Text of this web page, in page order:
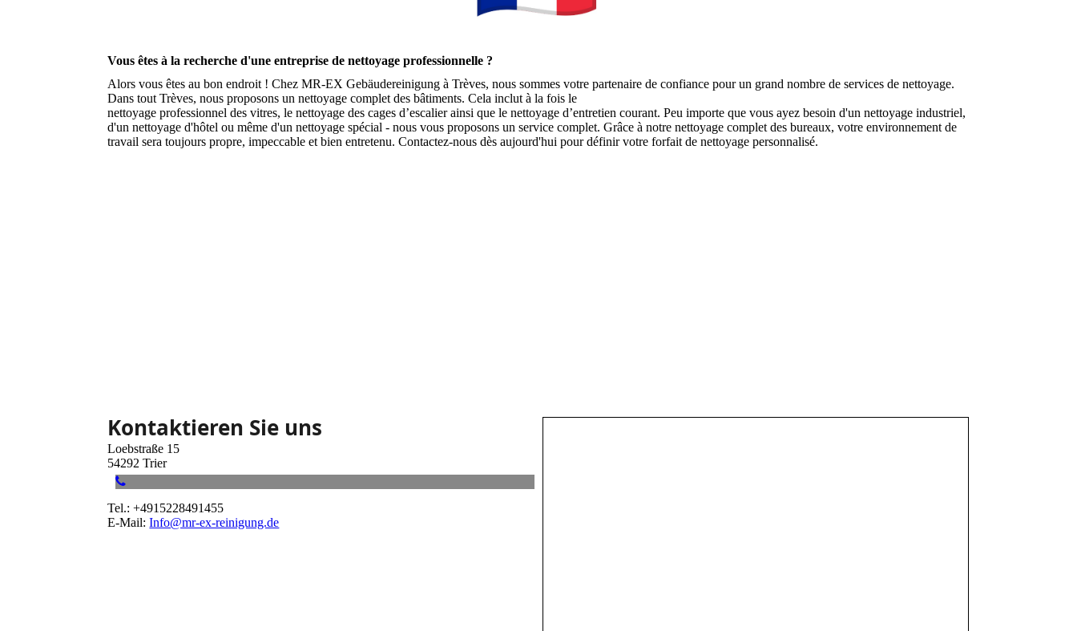
Vous êtes à la recherche d'une entreprise de nettoyage professionnelle ?
Alors vous êtes au bon endroit ! Chez MR-EX Gebäudereinigung à Trèves, nous sommes votre partenaire de confiance pour un grand nombre de services de nettoyage.
Dans tout Trèves, nous proposons un nettoyage complet des bâtiments. Cela inclut à la fois le
nettoyage professionnel des vitres, le nettoyage des cages d’escalier ainsi que le nettoyage d’entretien courant. Peu importe que vous ayez besoin d'un nettoyage industriel,
d'un nettoyage d'hôtel ou même d'un nettoyage spécial - nous vous proposons un service complet. Grâce à notre nettoyage complet des bureaux, votre environnement de
travail sera toujours propre, impeccable et bien entretenu. Contactez-nous dès aujourd'hui pour définir votre forfait de nettoyage personnalisé.
Kontaktieren Sie uns
Loebstraße 15
54292 Trier
Tel.: +4915228491455
E-Mail:Info@mr-ex-reinigung.de